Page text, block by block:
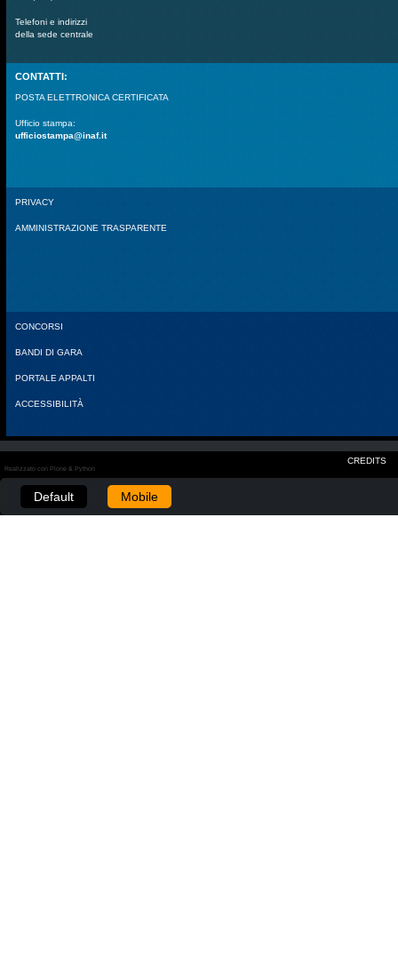
Telefoni e indirizzi
della sede centrale
CONTATTI:
POSTA ELETTRONICA CERTIFICATA
Ufficio stampa:
ufficiostampa@inaf.it
PRIVACY
AMMINISTRAZIONE TRASPARENTE
CONCORSI
BANDI DI GARA
PORTALE APPALTI
ACCESSIBILITÀ
CREDITS
Realizzato con Plone & Python
Default Mobile